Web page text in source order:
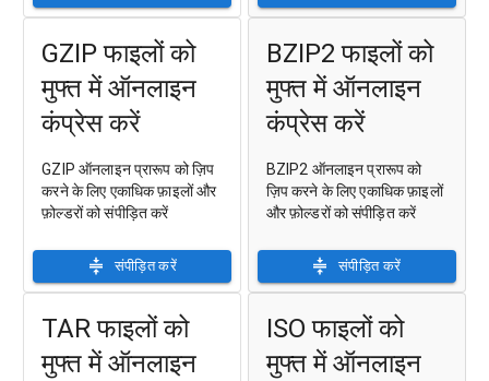
GZIP फाइलों को
मुफ्त में ऑनलाइन
कंप्रेस करें
GZIP ऑनलाइन प्रारूप को ज़िप
करने के लिए एकाधिक फ़ाइलों और
फ़ोल्डरों को संपीड़ित करें
संपीड़ित करें
BZIP2 फाइलों को
मुफ्त में ऑनलाइन
कंप्रेस करें
BZIP2 ऑनलाइन प्रारूप को
ज़िप करने के लिए एकाधिक फ़ाइलों
और फ़ोल्डरों को संपीड़ित करें
संपीड़ित करें
TAR फाइलों को
मुफ्त में ऑनलाइन
ISO फाइलों को
मुफ्त में ऑनलाइन